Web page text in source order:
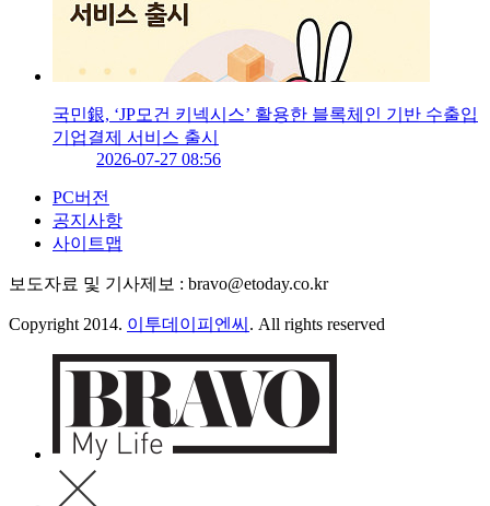
국민銀, ‘JP모건 키넥시스’ 활용한 블록체인 기반 수출입
기업결제 서비스 출시
2026-07-27 08:56
PC버전
공지사항
사이트맵
보도자료 및 기사제보 : bravo@etoday.co.kr
Copyright 2014. 이투데이피엔씨 . All rights reserved